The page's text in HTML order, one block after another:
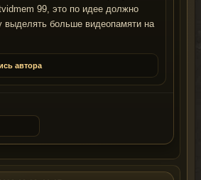
99, это по идее должно
выделять больше видеопамяти на
автора